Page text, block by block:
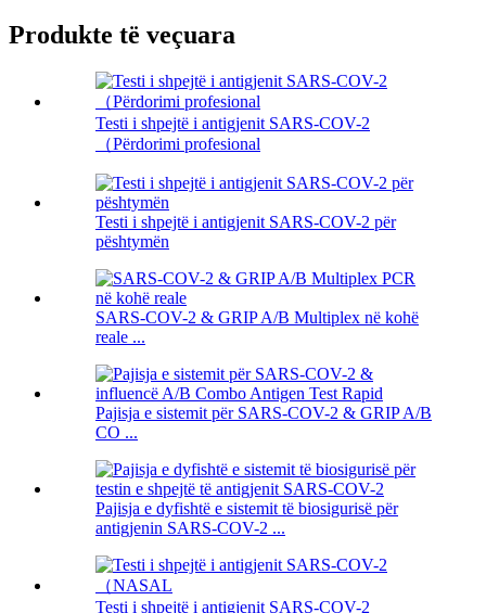
Produkte të veçuara
Testi i shpejtë i antigjenit SARS-COV-2
（Përdorimi profesional
Testi i shpejtë i antigjenit SARS-COV-2 për
pështymën
SARS-COV-2 & GRIP A/B Multiplex në kohë
reale ...
Pajisja e sistemit për SARS-COV-2 & GRIP A/B
CO ...
Pajisja e dyfishtë e sistemit të biosigurisë për
antigjenin SARS-COV-2 ...
Testi i shpejtë i antigjenit SARS-COV-2